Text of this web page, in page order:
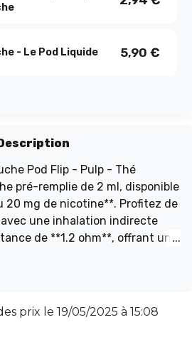
- Le Pod Liquide 5,90 €
Pod Flip - Pulp - Thé
pré-remplie de 2 ml, disponible
20 mg de nicotine**. Profitez de
une inhalation indirecte
de **1.2 ohm**, offrant une
d'une cigarette
tirage serré et savoureux.
les amateurs de saveurs
prix le 19/05/2025 à 15:08